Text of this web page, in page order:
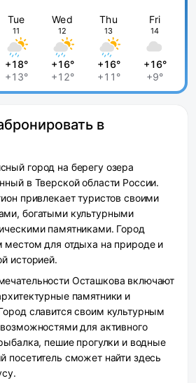
Tue
11
+18°
+13°
Wed
12
+16°
+12°
Thu
13
+16°
+11°
Fri
14
+16°
+9°
в
город на берегу озера
в Тверской области России.
привлекает туристов своими
богатыми культурными
памятниками. Город
местом для отдыха на природе и
историей.
Осташкова включают
памятники и
славится своим культурным
для активного
пешие прогулки и водные
посетитель сможет найти здесь